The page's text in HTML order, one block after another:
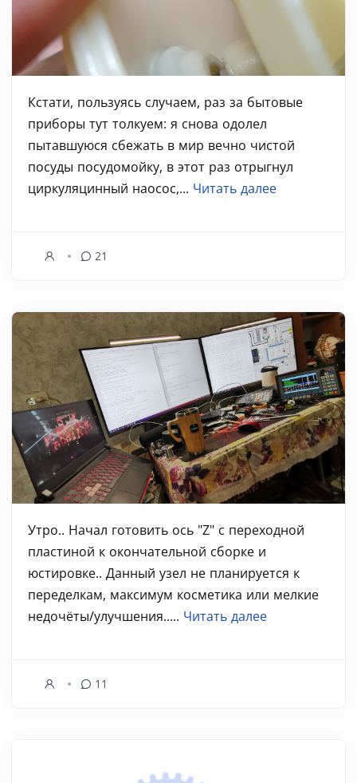
Кстати, пользуясь случаем, раз за бытовые
приборы тут толкуем: я снова одолел
пытавшуюся сбежать в мир вечно чистой
посуды посудомойку, в этот раз отрыгнул
циркуляцинный наосос,... Читать далее
21
Утро.. Начал готовить ось "Z" с переходной
пластиной к окончательной сборке и
юстировке.. Данный узел не планируется к
переделкам, максимум косметика или мелкие
недочёты/улучшения..... Читать далее
11